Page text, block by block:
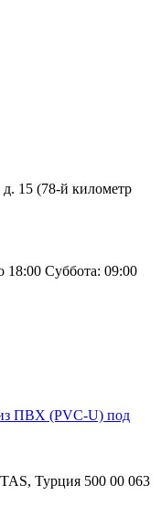
15 (78-й километр
18:00 Суббота: 09:00
ПВХ (PVC-U) под
Турция 500 00 063